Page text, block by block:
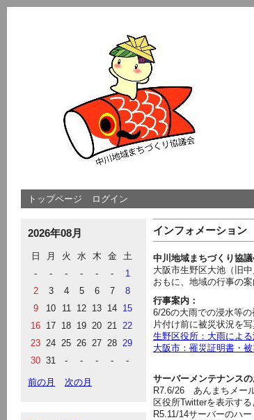
トップページ ログイン
2026年08月
日 月 火 水 木 金
土
-
- - - - -
1
2
3 4 5 6 7
8
9
10 11 12 13 14 15
16 17 18 19 20 21 22
23 24 25 26 27 28 29
30 31 - - - - -
前の月 次の月
インフォメーション
中川地域まちづくり協
大阪市生野区大池（旧
おもに、地域の行事の
行事案内：
6/26の大雨での浸水等
片付け前に被災状況を
生野区役所：大雨によ
大阪市：罹災証明書・被
サーバーメンテナンス
R7.6/26
あんまちメー
区役所Twitterを表示す
R5.11/14サーバーのハ